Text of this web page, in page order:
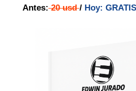
Antes:20 usd/ Hoy: